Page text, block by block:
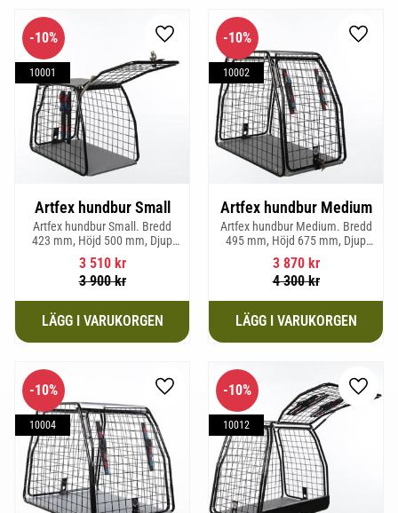
Artfex hundbur Small
Artfex hundbur Small. Bredd
423 mm, Höjd 500 mm, Djup
670 mm och vikt 12,1 kg.
3 510kr
3 900kr
10%
10001
Lägg till i favoriter
Artfex hundbur Medium
Artfex hundbur Medium. Bredd
495 mm, Höjd 675 mm, Djup
830 mm och Vikt 17 kg.
3 870kr
4 300kr
10%
10002
Lägg
10%
10004
Lägg till i favoriter
10%
10012
Lägg